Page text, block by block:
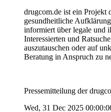
drugcom.de ist ein Projekt
gesundheitliche
informiert über legale und
Interessierten und
auszutauschen oder auf
Beratung in Anspruch zu
Pressemitteilung der
Wed, 31 Dec 2025